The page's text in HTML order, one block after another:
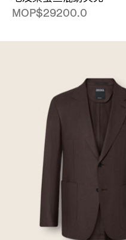
MOP$29200.0